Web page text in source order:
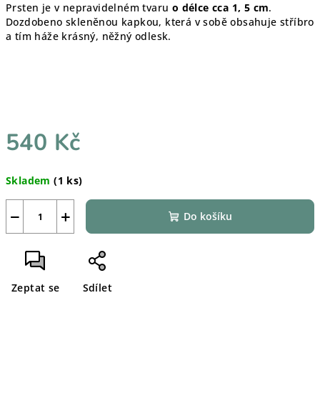
Prsten je v nepravidelném tvaru o délce cca 1, 5 cm.
Dozdobeno skleněnou kapkou, která v sobě obsahuje stříbro
a tím háže krásný, něžný odlesk.
540 Kč
cena:
Skladem(1 ks)
+
− Do košíku
Zeptat se Sdílet